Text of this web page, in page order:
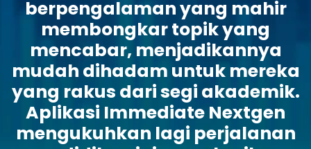
berpengalaman yang mahir
membongkar topik yang
mencabar, menjadikannya
mudah dihadam untuk mereka
yang rakus dari segi akademik.
Aplikasi Immediate Nextgen
mengukuhkan lagi perjalanan